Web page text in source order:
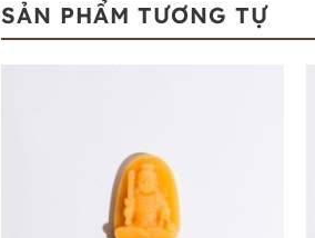
SẢN PHẨM TƯƠNG TỰ